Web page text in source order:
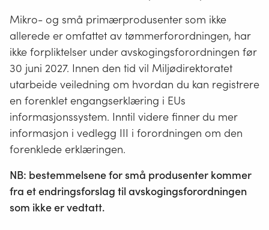
Mikro- og små primærprodusenter som ikke
allerede er omfattet av tømmerforordningen, har
ikke forpliktelser under avskogingsforordningen før
30 juni 2027. Innen den tid vil Miljødirektoratet
utarbeide veiledning om hvordan du kan registrere
en forenklet engangserklæring i EUs
informasjonssystem. Inntil videre finner du mer
informasjon i vedlegg III i forordningen om den
forenklede erklæringen.
NB: bestemmelsene for små produsenter kommer
fra et endringsforslag til avskogingsforordningen
som ikke er vedtatt.